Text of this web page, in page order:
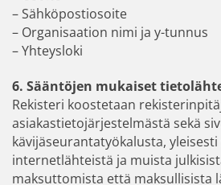
– Sähköpostiosoite
– Organisaation nimi ja y-tunnus
– Yhteysloki
6. Sääntöjen mukaiset
Rekisteri koostetaan
asiakastietojärjestelmästä sekä
kävijäseurantatyökalusta,
internetlähteistä ja muista
maksuttomista että maksullisista